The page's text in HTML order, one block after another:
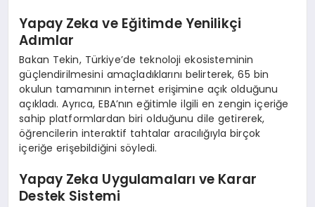
Yapay Zeka ve Eğitimde Yenilikçi
Adımlar
Bakan Tekin, Türkiye’de teknoloji ekosisteminin
güçlendirilmesini amaçladıklarını belirterek, 65 bin
okulun tamamının internet erişimine açık olduğunu
açıkladı. Ayrıca, EBA’nın eğitimle ilgili en zengin içeriğe
sahip platformlardan biri olduğunu dile getirerek,
öğrencilerin interaktif tahtalar aracılığıyla birçok
içeriğe erişebildiğini söyledi.
Yapay Zeka Uygulamaları ve Karar
Destek Sistemi